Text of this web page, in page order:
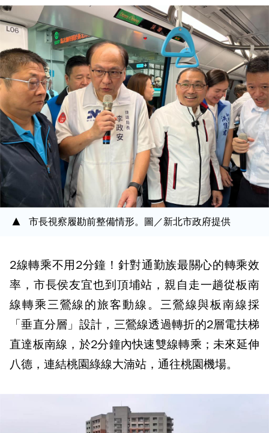
市長視察履勘前整備情形。圖／新北市政府提供
2線轉乘不用2分鐘！針對通勤族最關心的轉乘效
率，市長侯友宜也到頂埔站，親自走一趟從板南
線轉乘三鶯線的旅客動線。三鶯線與板南線採
「垂直分層」設計，三鶯線透過轉折的2層電扶梯
直達板南線，於2分鐘內快速雙線轉乘；未來延伸
八德，連結桃園綠線大湳站，通往桃園機場。